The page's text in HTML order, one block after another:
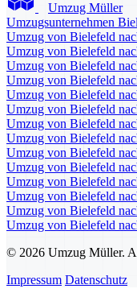
Umzug Müller
Umzugsunternehmen
Umzug von Bielefeld
Umzug von Bielefeld
Umzug von Bielefeld
Umzug von Bielefeld
Umzug von Bielefeld
Umzug von Bielefeld
Umzug von Bielefeld
Umzug von Bielefeld
Umzug von Bielefeld
Umzug von Bielefeld
Umzug von Bielefeld
Umzug von Bielefeld
Umzug von Bielefeld
Umzug von Bielefeld
© 2026 Umzug Müller.
Impressum Datenschutz